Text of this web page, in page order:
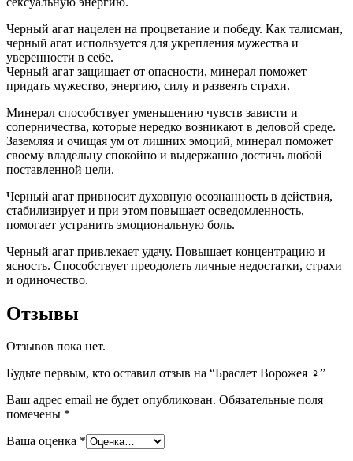
Черный агат нацелен на процветание и победу. Как талисман,
черный агат используется для укрепления мужества и
уверенности в себе.
Черный агат защищает от опасности, минерал поможет
придать мужество, энергию, силу и развеять страхи.
Минерал способствует уменьшению чувств зависти и
соперничества, которые нередко возникают в деловой среде.
Заземляя и очищая ум от лишних эмоций, минерал поможет
своему владельцу спокойно и выдержанно достичь любой
поставленной цели.
Черный агат привносит духовную осознанность в действия,
стабилизирует и при этом повышает осведомленность,
помогает устранить эмоциональную боль.
Черный агат привлекает удачу. Повышает концентрацию и
ясность. Способствует преодолеть личные недостатки, страхи
и одиночество.
Отзывы
Отзывов пока нет.
Будьте первым, кто оставил отзыв на “Браслет Ворожея ♀”
Ваш адрес email не будет опубликован. Обязательные поля
помечены *
Ваша оценка *